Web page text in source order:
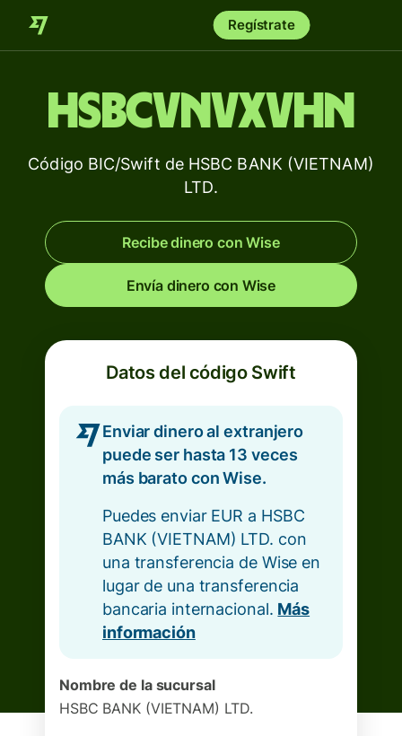
Regístrate
HSBCVNVXVHN
Código BIC/Swift de HSBC BANK (VIETNAM)
LTD.
Recibe dinero con Wise
Envía dinero con Wise
Datos del código Swift
Enviar dinero al extranjero
puede ser hasta 13 veces
más barato con Wise.
Puedes enviar EUR a HSBC
BANK (VIETNAM) LTD. con
una transferencia de Wise en
lugar de una transferencia
bancaria internacional. Más
información
Nombre de la sucursal
HSBC BANK (VIETNAM) LTD.